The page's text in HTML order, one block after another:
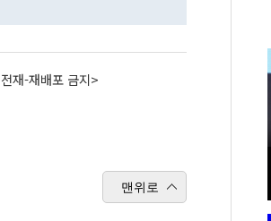
재-재배포 금지>
맨위로